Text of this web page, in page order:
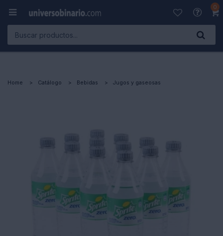
0

Home Catálogo Bebidas Jugos y gaseosas